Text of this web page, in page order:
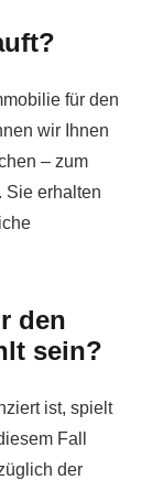
für den
wir Ihnen
– zum
Sie erhalten
den
sein?
ist, spielt
Fall
der